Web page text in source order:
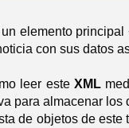
elemento
con sus datos
leer esteXML
para almacenar los
de objetos de